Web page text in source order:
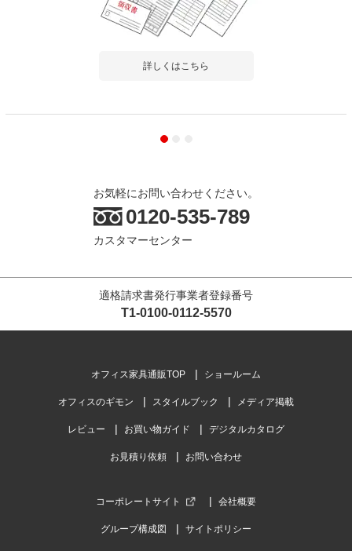
詳しくはこちら
お気軽にお問い合わせください。
0120-535-789
カスタマーセンター
適格請求書発行事業者登録番号
T1-0100-0112-5570
オフィス家具通販TOP ショールーム
オフィスのギモン スタイルブック メディア掲載
レビュー お買い物ガイド デジタルカタログ
お見積り依頼 お問い合わせ
コーポレートサイト 会社概要
グループ構成図 サイトポリシー